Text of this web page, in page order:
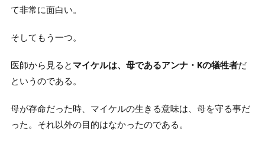
て非常に面白い。
そしてもう一つ。
医師から見ると マイケルは、母であるアンナ・Kの犠牲者だ
というのである。
母が存命だった時、マイケルの生きる意味は、母を守る事だ
った。それ以外の目的はなかったのである。